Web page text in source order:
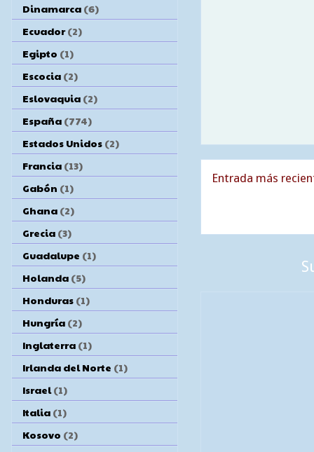
Entrada más
Dinamarca (6)
Ecuador (2)
Egipto (1)
Escocia (2)
Eslovaquia (2)
España (774)
Estados Unidos (2)
Francia (13)
Gabón (1)
Ghana (2)
Grecia (3)
Guadalupe (1)
Holanda (5)
Honduras (1)
Hungría (2)
Inglaterra (1)
Irlanda del Norte (1)
Israel (1)
Italia (1)
Kosovo (2)